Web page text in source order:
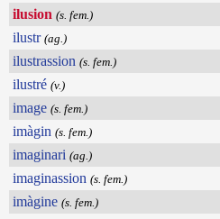
ilusion (s. fem.)
ilustr (ag.)
ilustrassion (s. fem.)
ilustré (v.)
image (s. fem.)
imàgin (s. fem.)
imaginari (ag.)
imaginassion (s. fem.)
imàgine (s. fem.)